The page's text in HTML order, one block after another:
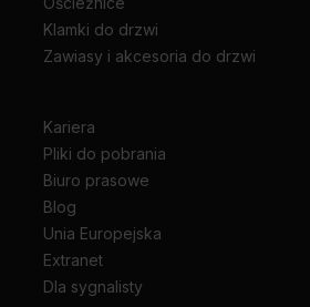
Klamki do drzwi
Zawiasy i akcesoria do drzwi
Kariera
Pliki do pobrania
Biuro prasowe
Blog
Unia Europejska
Extranet
Dla sygnalisty